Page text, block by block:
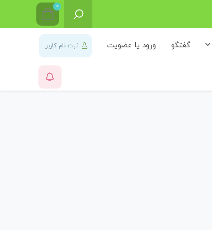
0
گفتگو ورود یا عضویت ثبت نام کاربر